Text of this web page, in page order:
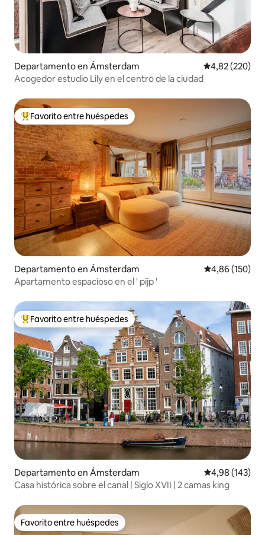
Departamento en Ámsterdam Calificación
4,82 (220)
Acogedor estudio Lily en el centro de la ciudad
Favorito entre los huéspedes más destacados
Favorito entre huéspedes
Departamento en Ámsterdam Calificación
4,86 (150)
Apartamento espacioso en el ' pijp '
Favorito entre los huéspedes más destacados
Favorito entre huéspedes
Departamento en Ámsterdam Calificación
4,98 (143)
Casa histórica sobre el canal | Siglo XVII | 2 camas king
Favorito entre huéspedes
Favorito entre huéspedes